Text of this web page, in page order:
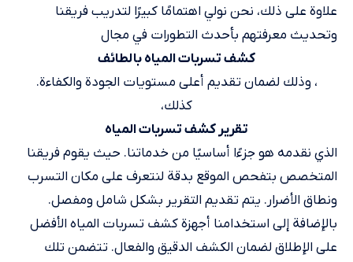
علاوة على ذلك، نحن نولي اهتمامًا كبيرًا لتدريب فريقنا
وتحديث معرفتهم بأحدث التطورات في مجال
كشف تسربات المياه بالطائف
، وذلك لضمان تقديم أعلى مستويات الجودة والكفاءة.
كذلك،
تقرير كشف تسربات المياه
الذي نقدمه هو جزءًا أساسيًا من خدماتنا. حيث يقوم فريقنا
المتخصص بتفحص الموقع بدقة لنتعرف على مكان التسرب
ونطاق الأضرار. يتم تقديم التقرير بشكل شامل ومفصل.
بالإضافة إلى استخدامنا أجهزة كشف تسربات المياه الأفضل
على الإطلاق لضمان الكشف الدقيق والفعال. تتضمن تلك